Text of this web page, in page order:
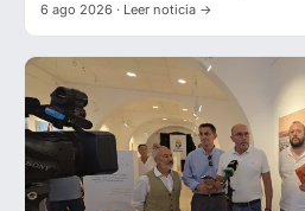
6 ago 2026 · Leer noticia →